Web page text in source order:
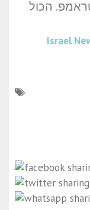
הכול
Israel